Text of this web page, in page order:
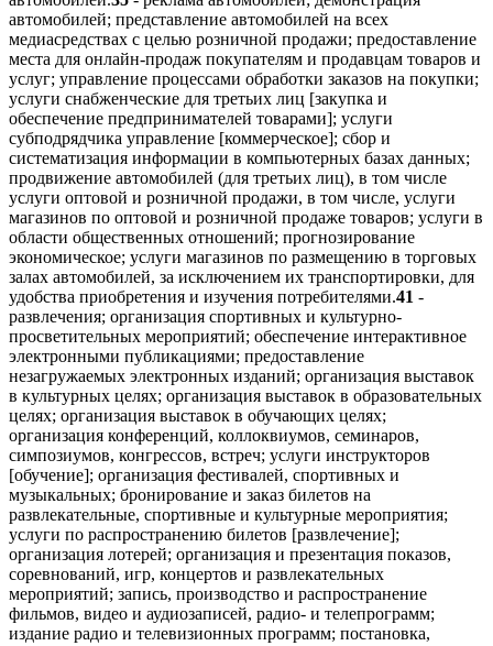
автомобилей; представление автомобилей на всех
медиасредствах с целью розничной продажи; предоставление
места для онлайн-продаж покупателям и продавцам товаров и
услуг; управление процессами обработки заказов на покупки;
услуги снабженческие для третьих лиц [закупка и
обеспечение предпринимателей товарами]; услуги
субподрядчика управление [коммерческое]; сбор и
систематизация информации в компьютерных базах данных;
продвижение автомобилей (для третьих лиц), в том числе
услуги оптовой и розничной продажи, в том числе, услуги
магазинов по оптовой и розничной продаже товаров; услуги в
области общественных отношений; прогнозирование
экономическое; услуги магазинов по размещению в торговых
залах автомобилей, за исключением их транспортировки, для
удобства приобретения и изучения потребителями.41 -
развлечения; организация спортивных и культурно-
просветительных мероприятий; обеспечение интерактивное
электронными публикациями; предоставление
незагружаемых электронных изданий; организация выставок
в культурных целях; организация выставок в образовательных
целях; организация выставок в обучающих целях;
организация конференций, коллоквиумов, семинаров,
симпозиумов, конгрессов, встреч; услуги инструкторов
[обучение]; организация фестивалей, спортивных и
музыкальных; бронирование и заказ билетов на
развлекательные, спортивные и культурные мероприятия;
услуги по распространению билетов [развлечение];
организация лотерей; организация и презентация показов,
соревнований, игр, концертов и развлекательных
мероприятий; запись, производство и распространение
фильмов, видео и аудиозаписей, радио- и телепрограмм;
издание радио и телевизионных программ; постановка,